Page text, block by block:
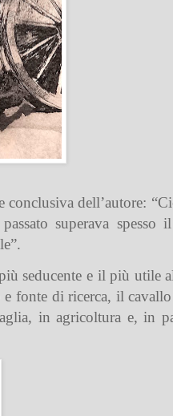
conclusiva dell’autore:
superava
seducente e il più utile
fonte di ricerca, il
in agricoltura e, in